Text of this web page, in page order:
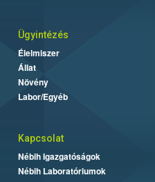
Ügyintézés
Élelmiszer
Állat
Növény
Labor/Egyéb
Kapcsolat
Nébih Igazgatóságok
Nébih Laboratóriumok